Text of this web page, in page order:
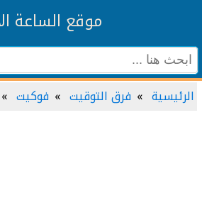
موقع الساعة
الرئيسية فرق التوقيت فوكيت